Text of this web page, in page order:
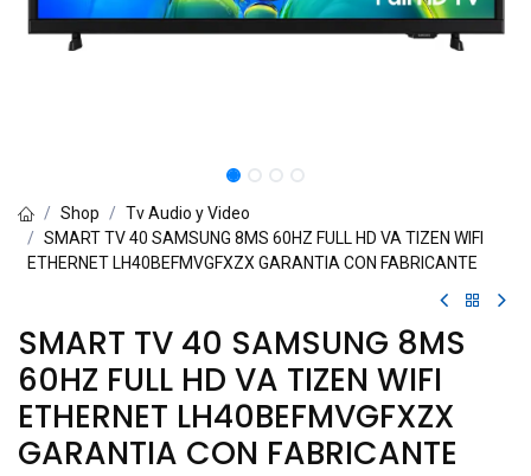
Shop
Tv Audio y Video
SMART TV 40 SAMSUNG 8MS 60HZ FULL HD VA TIZEN WIFI
ETHERNET LH40BEFMVGFXZX GARANTIA CON FABRICANTE
SMART TV 40 SAMSUNG 8MS
60HZ FULL HD VA TIZEN WIFI
ETHERNET LH40BEFMVGFXZX
GARANTIA CON FABRICANTE